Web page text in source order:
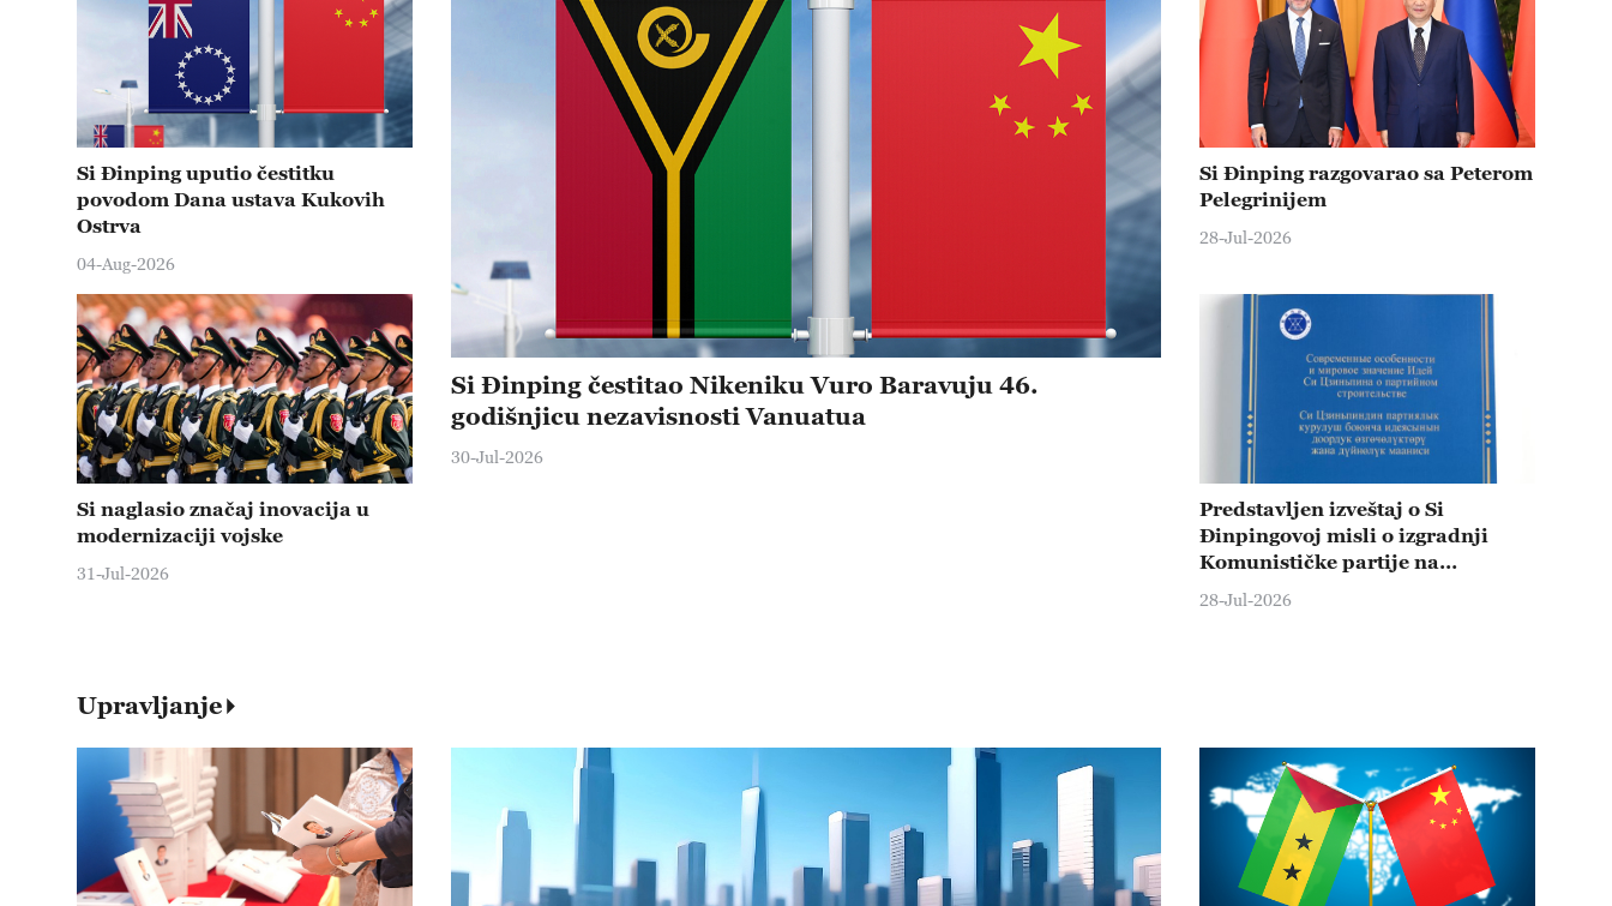
Si Đinping uputio čestitku
povodom Dana ustava Kukovih
Ostrva
04-Aug-2026
Si naglasio značaj inovacija u
modernizaciji vojske
31-Jul-2026
Si Đinping čestitao Nikeniku Vuro Baravuju 46.
godišnjicu nezavisnosti Vanuatua
30-Jul-2026
Si Đinping razgovarao sa Peterom
Pelegrinijem
28-Jul-2026
Predstavljen izveštaj o Si
Đinpingovoj misli o izgradnji
Komunističke partije na
kirgiskom i ruskom jeziku
28-Jul-2026
Upravljanje